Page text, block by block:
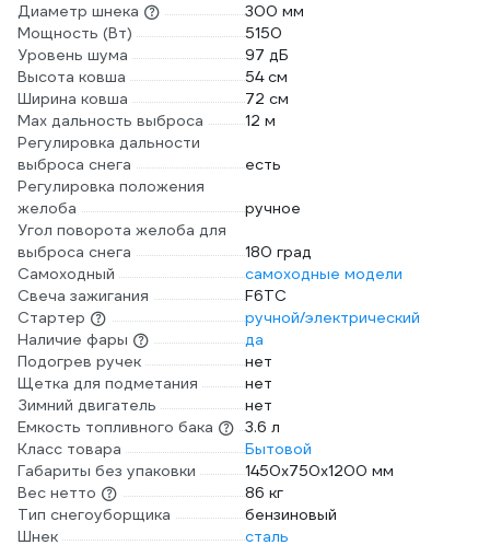
Диаметр шнека
300 мм
Мощность (Вт)
5150
Уровень шума
97 дБ
Высота ковша
54 см
Ширина ковша
72 см
Max дальность выброса
12 м
Регулировка дальности
выброса снега
есть
Регулировка положения
желоба
ручное
Угол поворота желоба для
выброса снега
180 град
Самоходный
самоходные модели
Свеча зажигания
F6TC
Стартер
ручной/электрический
Наличие фары
да
Подогрев ручек
нет
Щетка для подметания
нет
Зимний двигатель
нет
Емкость топливного бака
3.6 л
Класс товара
Бытовой
Габариты без упаковки
1450x750x1200 мм
Вес нетто
86 кг
Тип снегоуборщика
бензиновый
Шнек
сталь